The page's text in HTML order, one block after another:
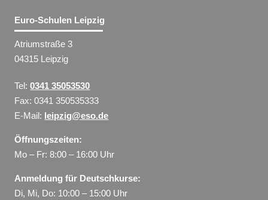
Euro-Schulen Leipzig
Atriumstraße 3
04315 Leipzig
Tel:0341 35053530
Fax: 0341 350535333
E-Mail: leipzig@eso.de
Öffnungszeiten:
Mo – Fr: 8:00 – 16:00 Uhr
Anmeldung für Deutschkurse:
Di, Mi, Do: 10:00 – 15:00 Uhr